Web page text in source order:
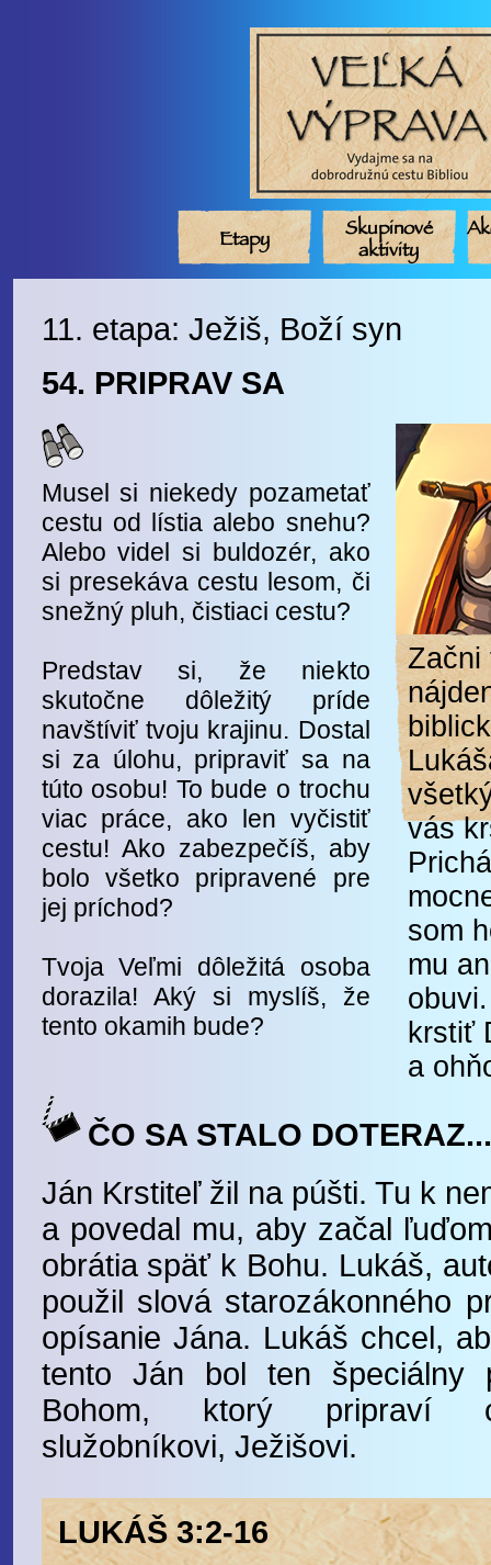
Etapy
Skupinové
aktivity
11. etapa: Ježiš, Boží syn
54. PRIPRAV SA
Musel si niekedy pozametať
cestu od lístia alebo snehu?
Alebo videl si buldozér, ako
si presekáva cestu lesom, či
snežný pluh, čistiaci cestu?
Predstav si, že niekto
skutočne dôležitý príde
navštíviť tvoju krajinu. Dostal
si za úlohu, pripraviť sa na
túto osobu! To bude o trochu
viac práce, ako len vyčistiť
cestu! Ako zabezpečíš, aby
bolo všetko pripravené pre
jej príchod?
Tvoja Veľmi dôležitá osoba
dorazila! Aký si myslíš, že
tento okamih bude?
Začni
vás
som
mu
krstiť
a
ČO SA STALO DOTERAZ...
Ján Krstiteľ žil na púšti. Tu k
a povedal mu, aby začal
obrátia späť k Bohu. Lukáš,
použil slová starozákonného
opísanie Jána. Lukáš chcel,
tento Ján bol ten špeciálny
Bohom, ktorý pripraví
služobníkovi, Ježišovi.
LUKÁŠ 3:2-16